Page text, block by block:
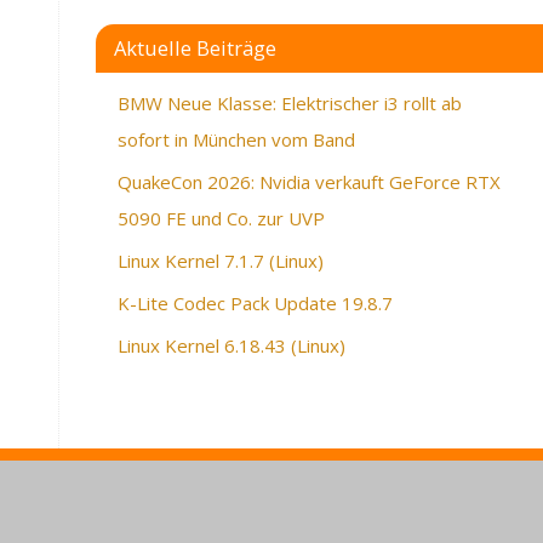
Aktuelle Beiträge
BMW Neue Klasse: Elektrischer i3 rollt ab
sofort in München vom Band
QuakeCon 2026: Nvidia verkauft GeForce RTX
5090 FE und Co. zur UVP
Linux Kernel 7.1.7 (Linux)
K-Lite Codec Pack Update 19.8.7
Linux Kernel 6.18.43 (Linux)